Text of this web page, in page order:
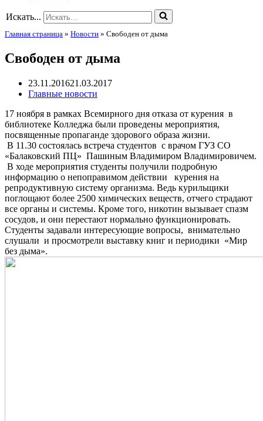
Искать...
Главная страница » Новости » Свободен от дыма
Свободен от дыма
23.11.201621.03.2017
Главные новости
17 ноября в рамках Всемирного дня отказа от курения в
библиотеке Колледжа были проведены мероприятия,
посвященные пропаганде здорового образа жизни.
В 11.30 состоялась встреча студентов с врачом ГУЗ СО
«Балаковский ПЦ» Пашиным Владимиром Владимировичем.
В ходе мероприятия студенты получили подробную
информацию о непоправимом действии курения на
репродуктивную систему организма. Ведь курильщики
поглощают более 2500 химических веществ, отчего страдают
все органы и системы. Кроме того, никотин вызывает спазм
сосудов, и они перестают нормально функционировать.
Студенты задавали интересующие вопросы, внимательно
слушали и просмотрели выставку книг и периодики «Мир
без дыма».